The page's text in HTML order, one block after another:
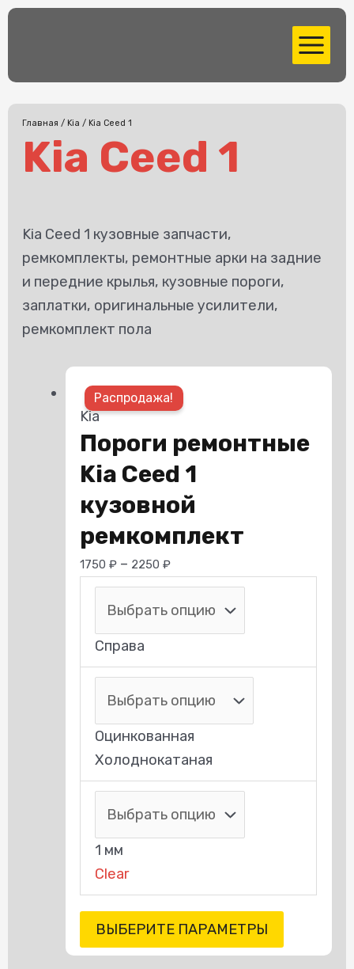
Перейти
MAIN
MENU
Главная / Kia / Kia Ceed 1
Kia Ceed 1
Kia Ceed 1 кузовные запчасти,
ремкомплекты, ремонтные арки на задние
и передние крылья, кузовные пороги,
заплатки, оригинальные усилители,
ремкомплект пола
Распродажа!
Kia
Пороги ремонтные
Kia Ceed 1
кузовной
ремкомплект
1750₽ – 2250₽
Справа
Оцинкованная
Холоднокатаная
1 мм
Clear
ВЫБЕРИТЕ ПАРАМЕТРЫ